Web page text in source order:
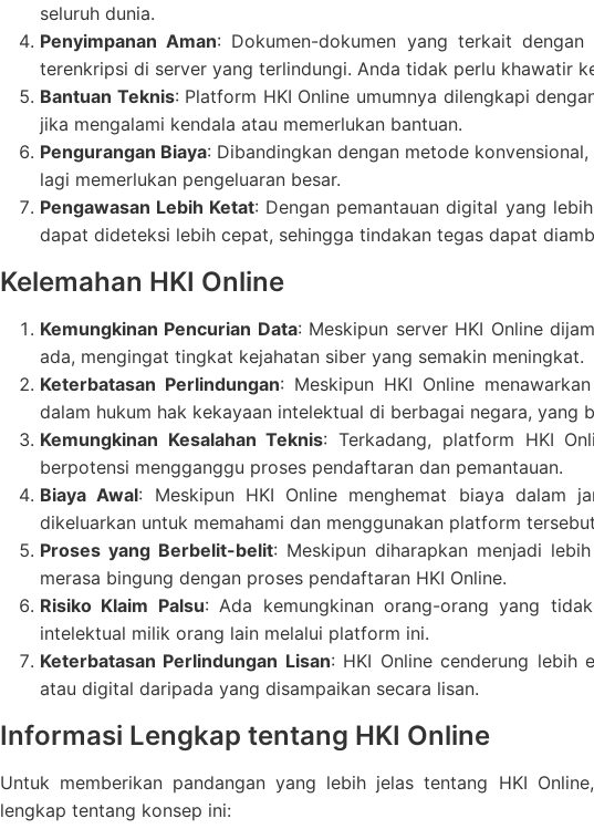
seluruh dunia.
Penyimpanan Aman: Dokumen-dokumen yang terkait
terenkripsi di server yang terlindungi. Anda tidak perlu khawatir
Bantuan Teknis: Platform HKI Online umumnya dilengkapi
jika mengalami kendala atau memerlukan bantuan.
Pengurangan Biaya: Dibandingkan dengan metode
lagi memerlukan pengeluaran besar.
Pengawasan Lebih Ketat: Dengan pemantauan digital yang
dapat dideteksi lebih cepat, sehingga tindakan tegas dapat
Kelemahan HKI Online
Kemungkinan Pencurian Data: Meskipun server HKI Online
ada, mengingat tingkat kejahatan siber yang semakin meningkat.
Keterbatasan Perlindungan: Meskipun HKI Online
dalam hukum hak kekayaan intelektual di berbagai negara, yang
Kemungkinan Kesalahan Teknis: Terkadang, platform HKI
berpotensi mengganggu proses pendaftaran dan pemantauan.
Biaya Awal: Meskipun HKI Online menghemat biaya dalam
dikeluarkan untuk memahami dan menggunakan platform
Proses yang Berbelit-belit: Meskipun diharapkan menjadi
merasa bingung dengan proses pendaftaran HKI Online.
Risiko Klaim Palsu: Ada kemungkinan orang-orang yang
intelektual milik orang lain melalui platform ini.
Keterbatasan Perlindungan Lisan: HKI Online cenderung lebih
atau digital daripada yang disampaikan secara lisan.
Informasi Lengkap tentang HKI Online
Untuk memberikan pandangan yang lebih jelas tentang HKI
lengkap tentang konsep ini: